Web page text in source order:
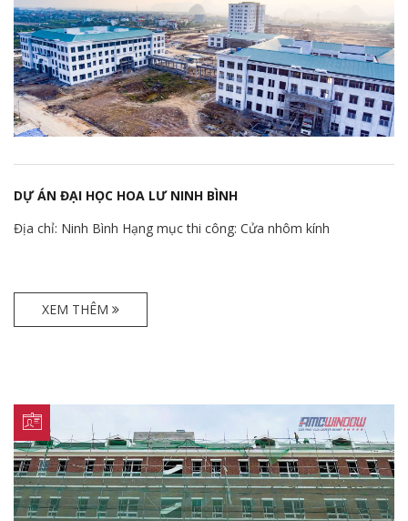
DỰ ÁN ĐẠI HỌC HOA LƯ NINH BÌNH
Địa chỉ: Ninh Bình Hạng mục thi công: Cửa nhôm kính
XEM THÊM